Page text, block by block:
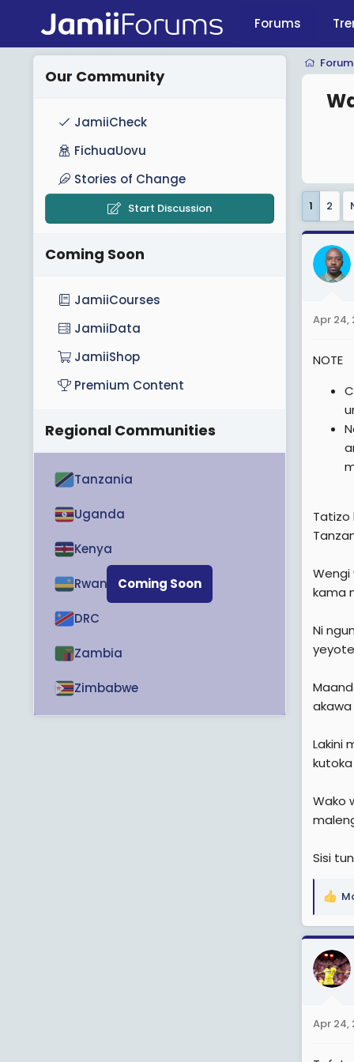
Forums
1 2
Apr 24,
NOTE
Tatizo
kama
Ni
Lakini
Wako
Sisi
R
a
c
t
i
s
Apr 24,
Our Community
JamiiCheck
FichuaUovu
Stories of Change
Start Discussion
Coming Soon
JamiiCourses
JamiiData
JamiiShop
Premium Content
Regional Communities
Coming Soon
Tanzania
Uganda
Kenya
Rwanda
DRC
Zambia
Zimbabwe